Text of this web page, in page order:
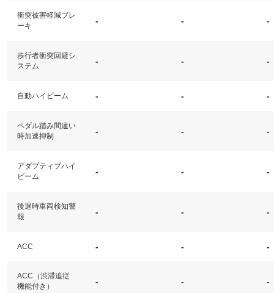
衝突被害軽減ブレ
ーキ
- - -
歩行者衝突回避シ
ステム
- - -
自動ハイビーム - - -
ペダル踏み間違い
時加速抑制
- - -
アダプティブハイ
ビーム
- - -
後退時車両検知警
報
- - -
ACC - - -
ACC（渋滞追従
機能付き）
- - -